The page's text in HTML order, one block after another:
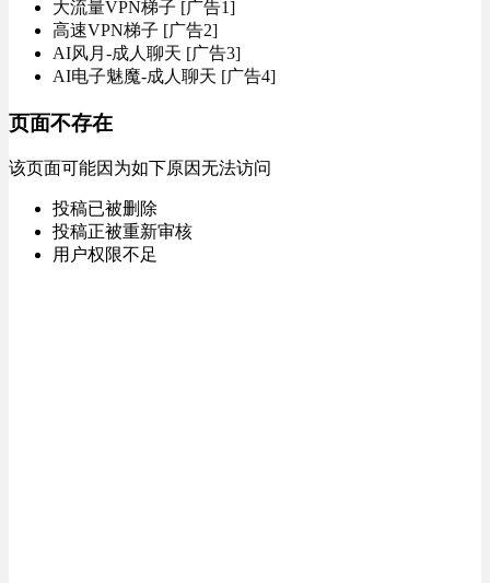
大流量VPN梯子 [广告1]
高速VPN梯子 [广告2]
AI风月-成人聊天 [广告3]
AI电子魅魔-成人聊天 [广告4]
页面不存在
该页面可能因为如下原因无法访问
投稿已被删除
投稿正被重新审核
用户权限不足